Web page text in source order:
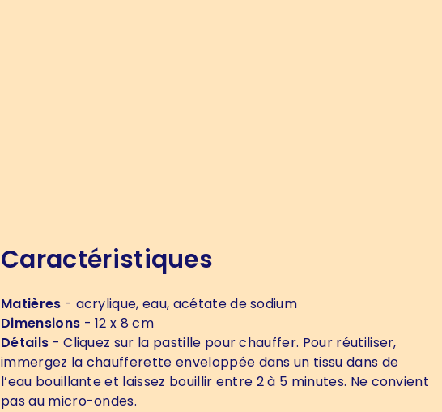
Caractéristiques
Matières - acrylique, eau, acétate de sodium
Dimensions - 12 x 8 cm
Détails - Cliquez sur la pastille pour chauffer. Pour réutiliser,
immergez la chaufferette enveloppée dans un tissu dans de
l’eau bouillante et laissez bouillir entre 2 à 5 minutes. Ne convient
pas au micro-ondes.